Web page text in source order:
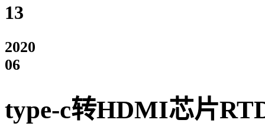
13
2020
06
type-c转HDMI芯片